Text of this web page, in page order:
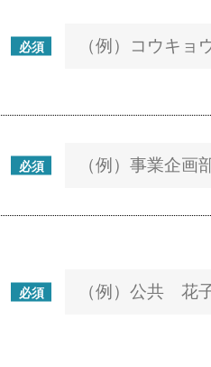
必須
必須
必須